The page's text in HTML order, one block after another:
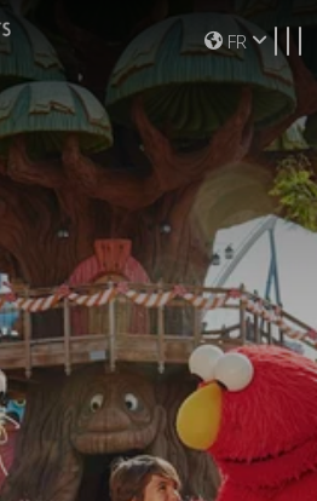
FR Toggle navigation